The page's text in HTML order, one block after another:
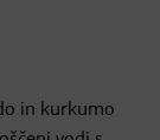
in kurkumo